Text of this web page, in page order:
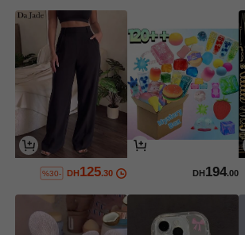
DH194.00
DH125.30
%30-